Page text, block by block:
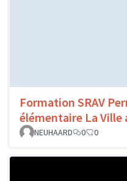
Formation SRAV
élémentaire La Ville
NEUHAARD
0 0